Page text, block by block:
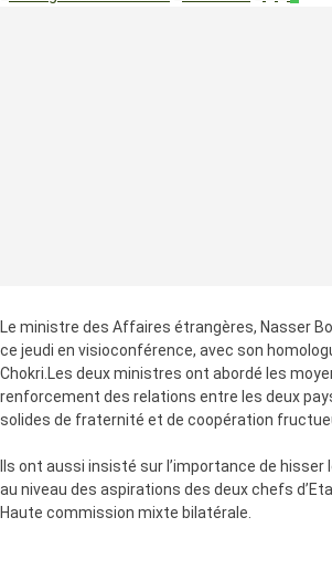
Le ministre des Affaires étrangères, Nasser
ce jeudi en visioconférence, avec son
Chokri.Les deux ministres ont abordé les
renforcement des relations entre les deux
solides de fraternité et de coopération
Ils ont aussi insisté sur l’importance de hisser
au niveau des aspirations des deux chefs
Haute commission mixte bilatérale.